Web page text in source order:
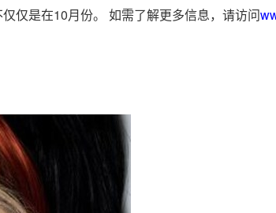
仅是在10月份。 如需了解更多信息，请访问